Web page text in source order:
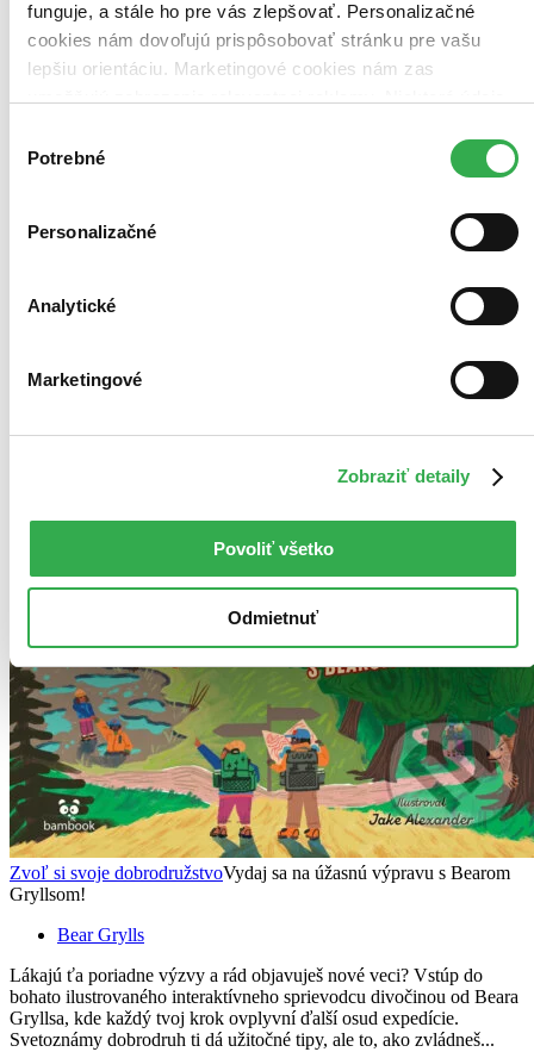
funguje, a stále ho pre vás zlepšovať. Personalizačné
cookies nám dovoľujú prispôsobovať stránku pre vašu
lepšiu orientáciu. Marketingové cookies nám zas
keby sme mohli používať všetky tieto cookies. Ďakujeme!
súhlasu
Potrebné
Personalizačné
Analytické
Marketingové
Zobraziť detaily
Povoliť všetko
Odmietnuť
Top hodnotené
Novinky
Najvyššia zľava
Zvoľ si svoje dobrodružstvoVydaj sa na úžasnú výpravu s Bearom
Gryllsom!
Bear Grylls
Lákajú ťa poriadne výzvy a rád objavuješ nové veci? Vstúp do
bohato ilustrovaného interaktívneho sprievodcu divočinou od Beara
Gryllsa, kde každý tvoj krok ovplyvní ďalší osud expedície.
Svetoznámy dobrodruh ti dá užitočné tipy, ale to, ako zvládneš...